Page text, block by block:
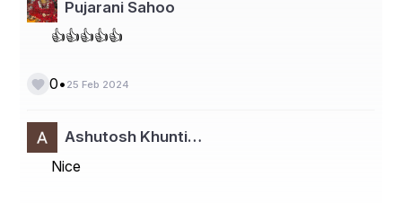
Pujarani Sahoo
👍👍👍👍👍
0• 25 Feb 2024
Ashutosh Khunti…
Nice